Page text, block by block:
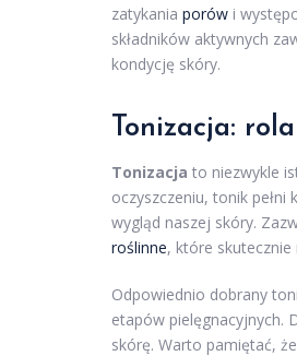
zatykania porów i
składników aktywnych
kondycję skóry.
Tonizacja:
Tonizacja to niezwykle
oczyszczeniu, tonik
wygląd naszej skóry.
roślinne, które
Odpowiednio dobrany
etapów pielęgnacyjnych.
skórę. Warto pamiętać,